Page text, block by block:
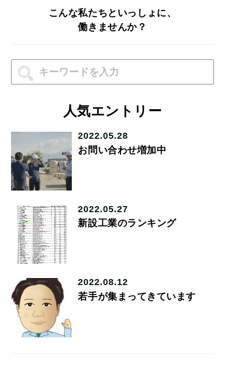
こんな私たちといっしょに、
働きませんか？
人気エントリー
2022.05.28
お問い合わせ増加中
2022.05.27
新設工業のランキング
2022.08.12
若手が集まってきています